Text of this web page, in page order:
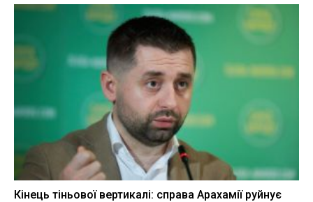
Кінець тіньової вертикалі: справа Арахамії руйнує